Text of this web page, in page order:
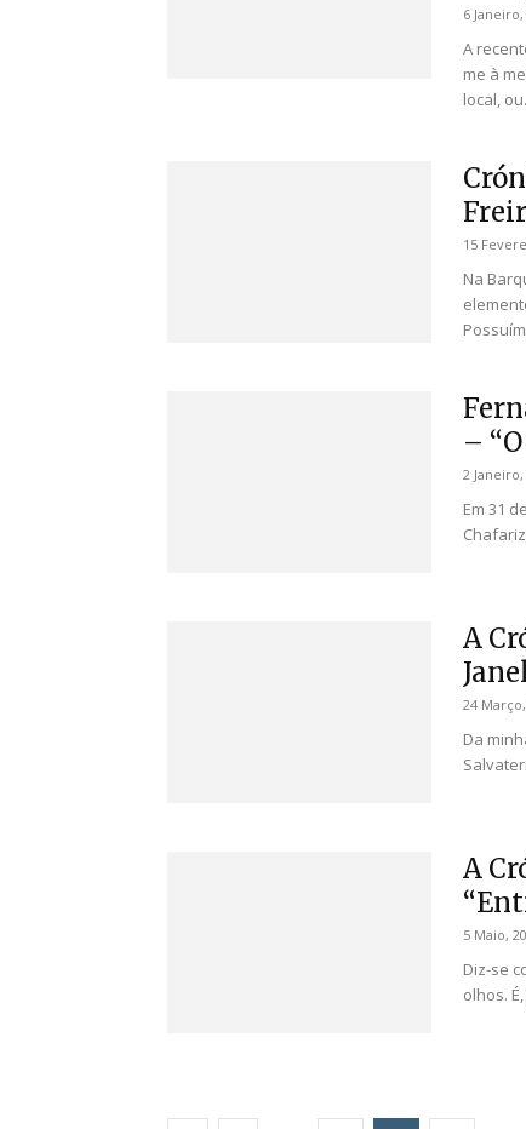
6
A
me à
local,
15
Na
–
2 Janeiro,
Em 31
A
24
Da
A
5 Maio,
Diz-se
olhos.